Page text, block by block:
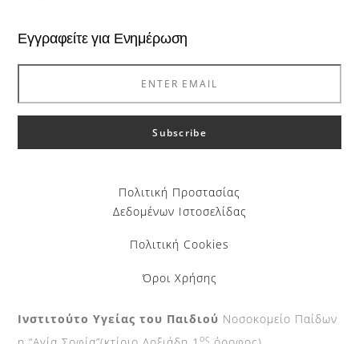
Εγγραφείτε για Ενημέρωση
Πολιτική Προστασίας
Δεδομένων Ιστοσελίδας
Πολιτική Cookies
Όροι Χρήσης
Ινστιτούτο Υγείας του Παιδιού Νοσοκομείο Παίδων
ος